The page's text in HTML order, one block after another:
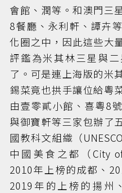
會館、潤等。和澳門三
8餐廳、永利軒、譚卉
化圈之中，因此這些大
評鑑為米其林三星與
了。可是連上海版的米
錫菜竟也拱手讓位給粵
由壹零貳小館、喜粵8
與御寶軒等三家包辦了
國教科文組織（
中國美食之都（City
2010年上榜的成都、
2019年的上榜的揚州